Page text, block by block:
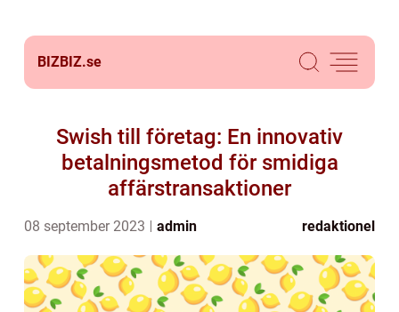
BIZBIZ.se
Swish till företag: En innovativ
betalningsmetod för smidiga
affärstransaktioner
08 september 2023 admin redaktionel